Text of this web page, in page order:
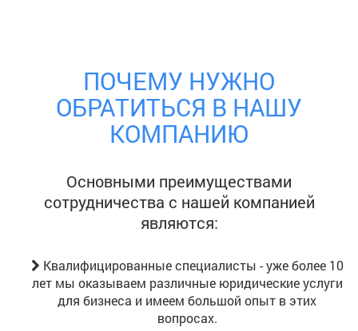
ПОЧЕМУ НУЖНО
ОБРАТИТЬСЯ В НАШУ
КОМПАНИЮ
Основными преимуществами
сотрудничества с нашей компанией
являются:
Квалифицированные специалисты - уже более 10
лет мы оказываем различные юридические услуги
для бизнеса и имеем большой опыт в этих
вопросах.